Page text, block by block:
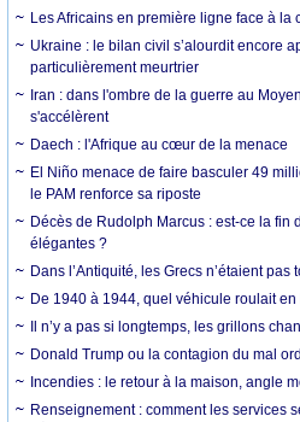
Les Africains en première ligne face à la
Ukraine : le bilan civil s’alourdit encore
particulièrement meurtrier
Iran : dans l'ombre de la guerre au
s'accélèrent
Daech : l'Afrique au cœur de la menace
El Niño menace de faire basculer 49
le PAM renforce sa riposte
Décès de Rudolph Marcus : est-ce la fin
élégantes ?
Dans l’Antiquité, les Grecs n’étaient pas
De 1940 à 1944, quel véhicule roulait en
Il n’y a pas si longtemps, les grillons
Donald Trump ou la contagion du mal
Incendies : le retour à la maison, angle
Renseignement : comment les services